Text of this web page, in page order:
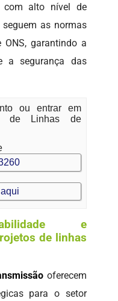
com alto nível de
as normas
ONS, garantindo a
a segurança das
ou entrar em
de Linhas de
e
de linhas
oferecem
para o setor